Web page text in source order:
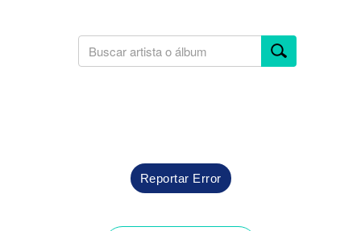
Reportar Error